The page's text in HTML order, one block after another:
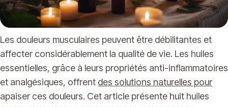
Les douleurs musculaires peuvent être débilitantes et
affecter considérablement la qualité de vie. Les huiles
essentielles, grâce à leurs propriétés anti-inflammatoires
et analgésiques, offrent des solutions naturelles pour
apaiser ces douleurs. Cet article présente huit huiles